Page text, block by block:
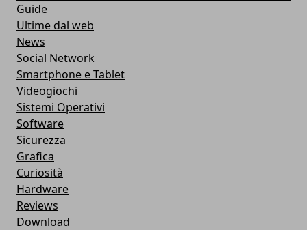
Guide
Ultime dal web
News
Social Network
Smartphone e Tablet
Videogiochi
Sistemi Operativi
Software
Sicurezza
Grafica
Curiosità
Hardware
Reviews
Download